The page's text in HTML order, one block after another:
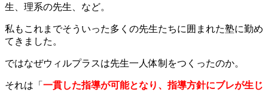
生、理系の先生、など。
私もこれまでそういった多くの先生たちに囲まれた塾に勤め
てきました。
ではなぜウィルプラスは先生一人体制をつくったのか。
それは「 一貫した指導が可能となり、指導方針にブレが生じ